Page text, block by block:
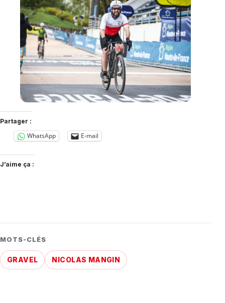
Partager :
WhatsApp E-mail
J’aime ça :
MOTS-CLÉS
GRAVEL NICOLAS MANGIN